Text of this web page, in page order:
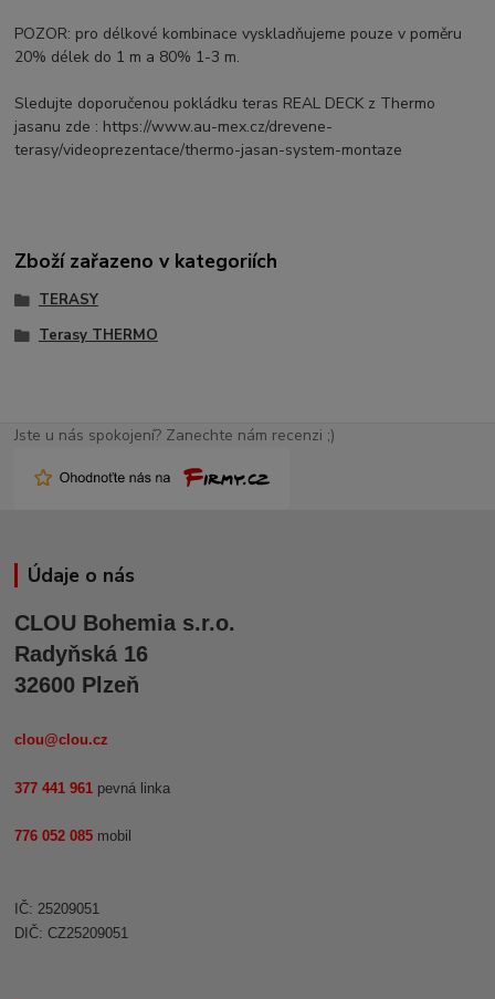
POZOR: pro délkové kombinace vyskladňujeme pouze v poměru
20% délek do 1 m a 80% 1-3 m.
Sledujte doporučenou pokládku teras REAL DECK z Thermo
jasanu zde : https://www.au-mex.cz/drevene-
terasy/videoprezentace/thermo-jasan-system-montaze
Zboží zařazeno v kategoriích
TERASY
Terasy THERMO
Jste u nás spokojení? Zanechte nám recenzi ;)
Údaje o nás
CLOU Bohemia s.r.o.
Radyňská 16
32600 Plzeň
clou@clou.cz
377 441 961 pevná linka
776 052 085 mobil
IČ: 25209051
DIČ: CZ25209051